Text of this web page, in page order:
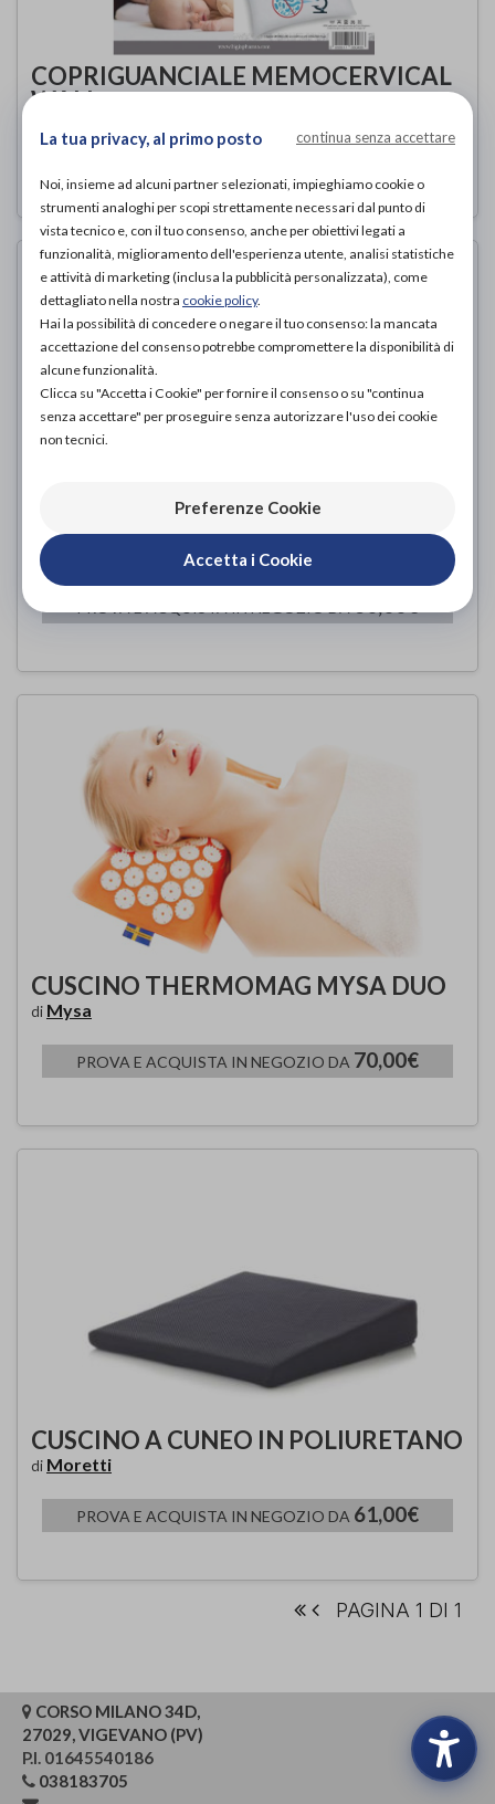
COPRIGUANCIALE MEMOCERVICAL
WALL
PROVA E ACQUISTA IN NEGOZIO DA 9,98€
MYSA THERMO CUSCINO
di
CUSCINO THERMOMAG MYSA DUO
di Mysa
PROVA E ACQUISTA IN NEGOZIO DA 70,00€
CUSCINO A CUNEO IN POLIURETANO
di Moretti
PROVA E ACQUISTA IN NEGOZIO DA 61,00€
PAGINA 1 DI 1
CORSO MILANO 34D,
27029, VIGEVANO (PV)
P.I. 01645540186
038183705
La tua privacy, al primo posto continua senza accettare
Noi, insieme ad alcuni partner selezionati, impieghiamo cookie o
strumenti analoghi per scopi strettamente necessari dal punto di
vista tecnico e, con il tuo consenso, anche per obiettivi legati a
funzionalità, miglioramento dell'esperienza utente, analisi statistiche
e attività di marketing (inclusa la pubblicità personalizzata), come
dettagliato nella nostra cookie policy.
Hai la possibilità di concedere o negare il tuo consenso: la mancata
accettazione del consenso potrebbe compromettere la disponibilità di
alcune funzionalità.
Clicca su "Accetta i Cookie" per fornire il consenso o su "continua
senza accettare" per proseguire senza autorizzare l'uso dei cookie
non tecnici.
Preferenze Cookie
Accetta i Cookie